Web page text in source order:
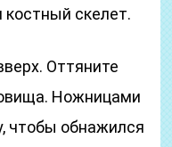
костный скелет.
Оттяните
Ножницами
чтобы обнажился